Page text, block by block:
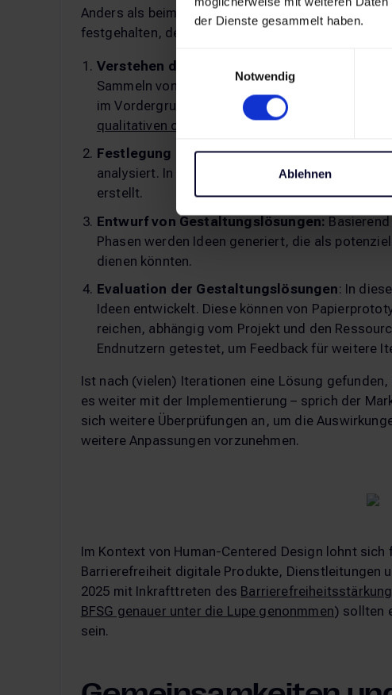
der Dienste gesammelt haben.
Einwilligungsauswahl
Notwendig
Ablehnen
Anders als beim Design Thinking ist der Prozess
festgehalten, der DIN EN ISO 9241-210. Sie sieht
Verstehen der Bedürfnisse und des
Sammeln von Informationen über die
im Vordergrund. Methoden können Interviews,
qualitativen oder quantitativen Research
Festlegung der Nutzungsanforderungen:Die
analysiert. In dieser Phase werden oft
erstellt.
Entwurf von Gestaltungslösungen:
Phasen werden Ideen generiert, die als
dienen könnten.
Evaluation der Gestaltungslösungen: In
Ideen entwickelt. Diese können von
reichen, abhängig vom Projekt und den
Endnutzern getestet, um Feedback für weitere
Ist nach (vielen) Iterationen eine Lösung
es weiter mit der Implementierung – sprich der
sich weitere Überprüfungen an, um die
weitere Anpassungen vorzunehmen.
Im Kontext von Human-Centered Design lohnt
Barrierefreiheit digitale Produkte, Dienstleitungen
2025 mit Inkrafttreten des
BFSG genauer unter die Lupe genonmmen) sollten
sein.